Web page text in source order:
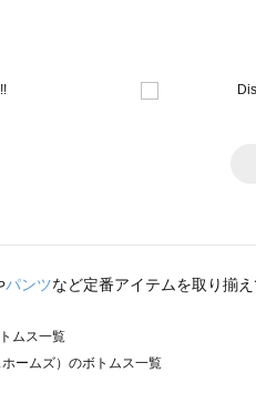
パンツなど定番アイテムを取り揃
ムス一覧
ームズ）のボトムス一覧